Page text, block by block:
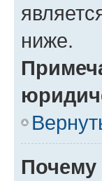
ниже.
Почему